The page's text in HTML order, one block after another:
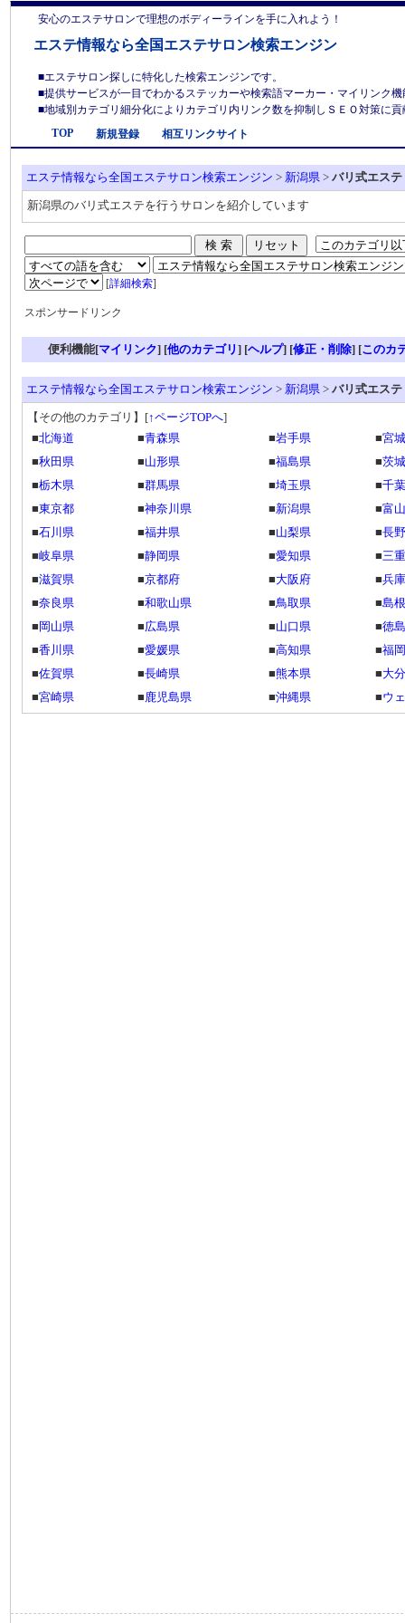
安心のエステサロンで理想のボディーラインを手に入れよう！
エステ情報なら全国エステサロン検索エンジン
■エステサロン探しに特化した検索エンジンです。
■提供サービスが一目でわかるステッカーや検索語マーカー・マイリンク
■地域別カテゴリ細分化によりカテゴリ内リンク数を抑制しＳＥＯ対策に
TOP
新規登録 相互リンクサイト
エステ情報なら全国エステサロン検索エンジン > 新潟県 > バリ式エステ
新潟県のバリ式エステを行うサロンを紹介しています
[詳細検索]
スポンサードリンク
便利機能[マイリンク] [他のカテゴリ] [ヘルプ] [修正・削除] [このカ
エステ情報なら全国エステサロン検索エンジン > 新潟県 > バリ式エステ
【その他のカテゴリ】 [↑ページTOPへ]
■北海道 ■青森県 ■岩手県 ■宮
■秋田県 ■山形県 ■福島県 ■茨
■栃木県 ■群馬県 ■埼玉県 ■千
■東京都 ■神奈川県 ■新潟県 ■富
■石川県 ■福井県 ■山梨県 ■長
■岐阜県 ■静岡県 ■愛知県 ■三
■滋賀県 ■京都府 ■大阪府 ■兵
■奈良県 ■和歌山県 ■鳥取県 ■島
■ 岡山県 ■広島県 ■山口県 ■徳
■香川県 ■愛媛県 ■高知県 ■福
■佐賀県 ■長崎県 ■熊本県 ■大
■宮崎県 ■鹿児島県 ■沖縄県 ■ウ